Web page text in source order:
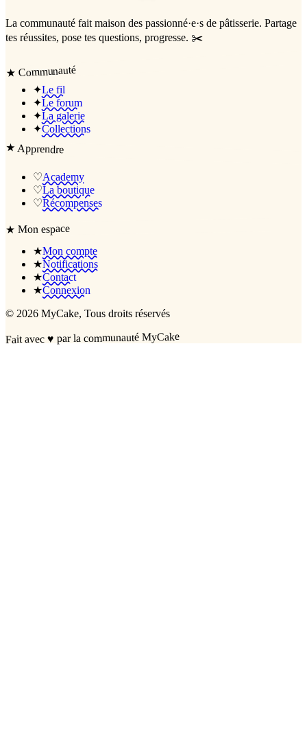
La communauté fait maison des passionné·e·s de pâtisserie. Partage
tes réussites, pose tes questions, progresse. ✂️
★ Communauté
✦Le fil
✦Le forum
✦La galerie
✦Collections
★Apprendre
♡Academy
♡La boutique
♡Récompenses
★Mon espace
★Mon compte
★Notifications
★Contact
★Connexion
© 2026 MyCake, Tous droits réservés
Fait avec♥ par la communauté MyCake